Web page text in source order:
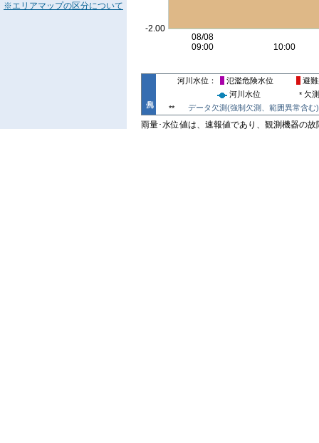
※エリアマップの区分について
河川水位 氾濫危険水位
避
河川水位
* 欠測
**
データ欠測(強制欠測、範囲異常含む)
雨量･水位値は、速報値であり、観測機器の